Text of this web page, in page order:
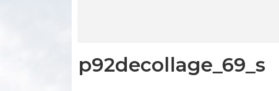
p92decollage_69_s